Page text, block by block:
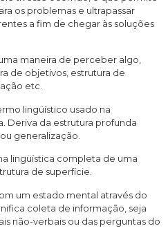
os problemas e ultrapassar
a fim de chegar às soluções
maneira de perceber algo,
de objetivos, estrutura de
etc.
lingüístico usado na
Deriva da estrutura profunda
generalização.
lingüística completa de uma
de superfície.
um estado mental através do
coleta de informação, seja
não-verbais ou das perguntas do